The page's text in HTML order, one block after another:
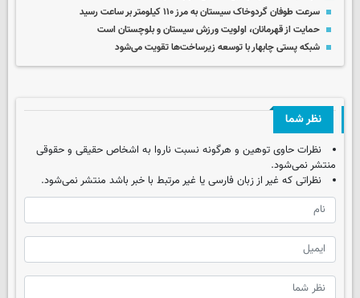
سرعت طوفان گردوخاک سیستان به مرز ۱۱۰ کیلومتر بر ساعت رسید
حمایت از قهرمانان، اولویت ورزش سیستان و بلوچستان است
شبکه پستی چابهار با توسعه زیرساخت‌ها تقویت می‌شود
نظر شما
نظرات حاوی توهین و هرگونه نسبت ناروا به اشخاص حقیقی و حقوقی
منتشر نمی‌شود.
نظراتی که غیر از زبان فارسی یا غیر مرتبط با خبر باشد منتشر نمی‌شود.